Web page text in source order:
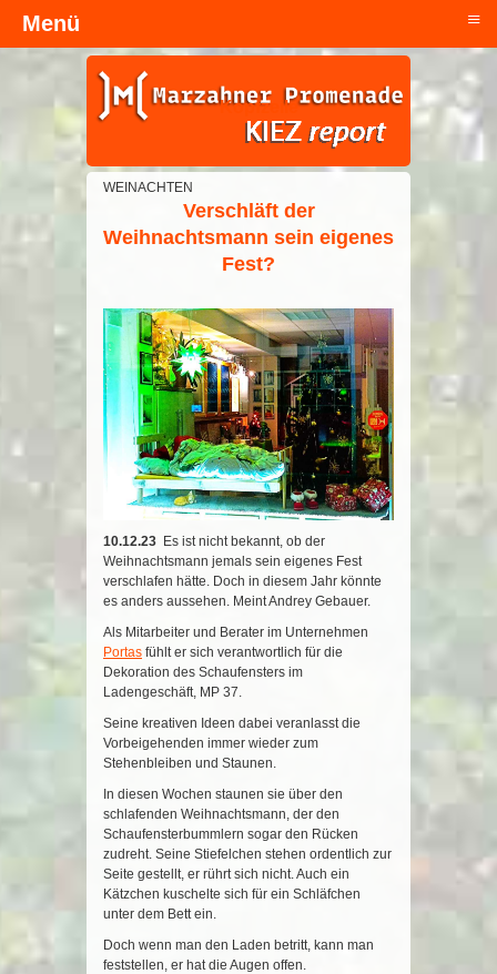
Kopfzeile
WEINACHTEN
Verschläft der
Weihnachtsmann sein eigenes
Fest?
10.12.23 Es ist nicht bekannt, ob der
Weihnachtsmann jemals sein eigenes Fest
verschlafen hätte. Doch in diesem Jahr könnte
es anders aussehen. Meint Andrey Gebauer.
Als Mitarbeiter und Berater im Unternehmen
Portas fühlt er sich verantwortlich für die
Dekoration des Schaufensters im
Ladengeschäft, MP 37.
Seine kreativen Ideen dabei veranlasst die
Vorbeigehenden immer wieder zum
Stehenbleiben und Staunen.
In diesen Wochen staunen sie über den
schlafenden Weihnachtsmann, der den
Schaufensterbummlern sogar den Rücken
zudreht. Seine Stiefelchen stehen ordentlich zur
Seite gestellt, er rührt sich nicht. Auch ein
Kätzchen kuschelte sich für ein Schläfchen
unter dem Bett ein.
Doch wenn man den Laden betritt, kann man
feststellen, er hat die Augen offen.
Menü ≡